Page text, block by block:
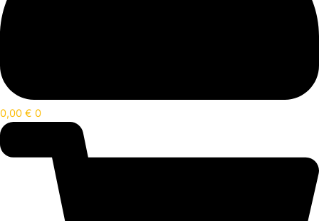
0,00 € 0